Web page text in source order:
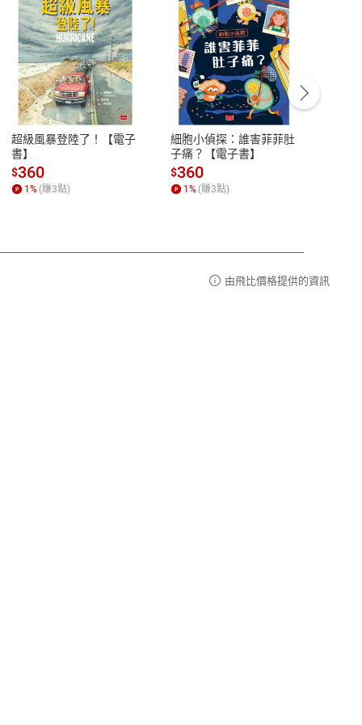
期
解
性
參
客服資訊
服務時間：週一到週五 10:00-12:00、
13:00-17:00 (國定假日及例假日休息)
客服電話：0080-1857077
超級風暴登陸了！【電子
書】
$360
1% (賺3點)
細胞小偵探：誰害菲菲肚
子痛？【電子書】
$360
1% (賺3點)
由飛比價格提供的資訊